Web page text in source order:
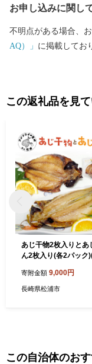
お申し込みに関し
不明点がある場合、
AQ）」 に掲載してお
この返礼品を見
あじ干物2枚入りとあ
ん2枚入り(各2パック
干し あじみりん )【
0】
寄附金額 9,000円
長崎県松浦市
この自治体のお